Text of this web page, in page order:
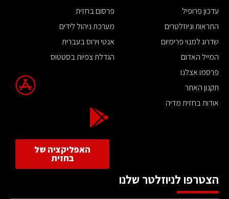
עדכון פרופיל
התראות וניוזלטרים
שדרוג למנוי פרימיום
המייל האדום
פרסמו אצלנו
תקנון האתר
אודות בחזית מדיה
פרסום בחזית
מערכת ניהול לידים
אנטי וירוס בעברית
הגדלת צפיות בסטטוס
האפליקציה של
בחזית
הצטרפו לניוזלטר שלנו